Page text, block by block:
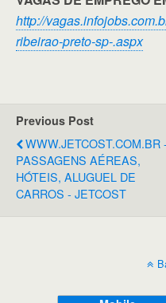
http://
ribeirao-preto-sp-.aspx
Previous Post
WWW.JETCOST.COM.BR -
PASSAGENS AÉREAS,
HÓTEIS, ALUGUEL DE
CARROS - JETCOST